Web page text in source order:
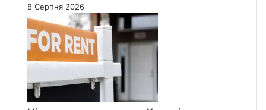
8 Серпня 2026